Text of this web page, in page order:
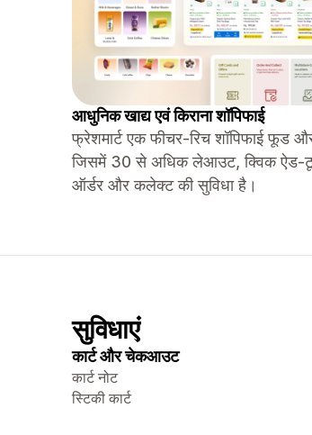
आधुनिक खाद्य एवं किराना शॉपिफाई
फ्रेशमार्ट एक फीचर-रिच शॉपिफाई फूड
जिसमें 30 से अधिक लेआउट, क्विक ऐड-
ऑर्डर और कलेक्ट की सुविधा है।
सुविधाएं
कार्ट और चेकआउट
कार्ट नोट
स्टिकी कार्ट